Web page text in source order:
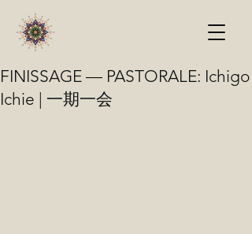
FINISSAGE — PASTORALE: Ichigo
Ichie | 一期一会